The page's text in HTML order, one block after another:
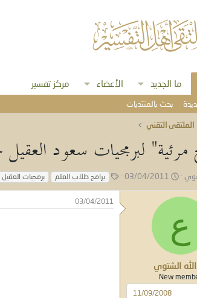
ما الجديد الأعضاء مركز تفسير
بحث بالمنتديات
الملتقى التقني
لبرمجيات سعود العقيل
ر
ب
د
ء
03/04/2011
ا
و
س
برامج طلاب العلم برمجيات العقيل
ع
الشتوي
New
11/09/2008
03/04/2011